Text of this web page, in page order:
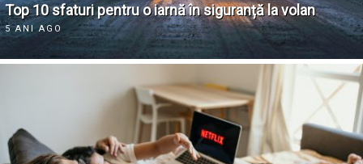
Top 10 sfaturi pentru o iarnă în siguranță la volan
5 ANI AGO